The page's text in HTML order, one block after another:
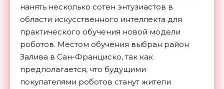
нанять несколько сотен энтузиастов в
области искусственного интеллекта для
практического обучения новой модели
роботов. Местом обучения выбран район
Залива в Сан-Франциско, так как
предполагается, что будущими
покупателями роботов станут жители